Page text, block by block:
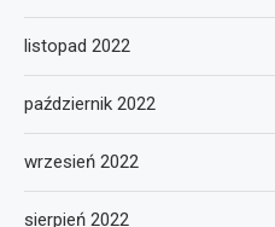
listopad 2022
październik 2022
wrzesień 2022
sierpień 2022